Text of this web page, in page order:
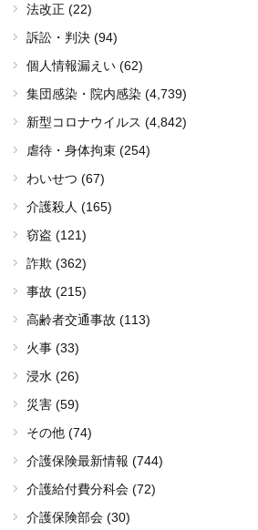
法改正 (22)
訴訟・判決 (94)
個人情報漏えい (62)
集団感染・院内感染 (4,739)
新型コロナウイルス (4,842)
虐待・身体拘束 (254)
わいせつ (67)
介護殺人 (165)
窃盗 (121)
詐欺 (362)
事故 (215)
高齢者交通事故 (113)
火事 (33)
浸水 (26)
災害 (59)
その他 (74)
介護保険最新情報 (744)
介護給付費分科会 (72)
介護保険部会 (30)